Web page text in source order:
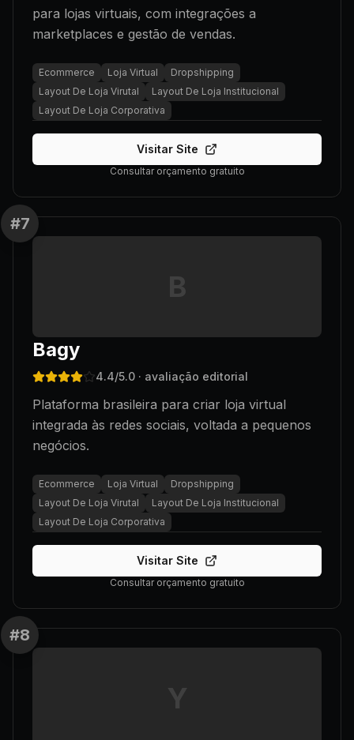
para lojas virtuais, com integrações a
marketplaces e gestão de vendas.
Ecommerce Loja Virtual
Dropshipping
Layout De Loja Virutal
Layout De Loja Institucional
Layout De Loja Corporativa
Visitar Site
Consultar orçamento gratuito
#7
B
Bagy
4.4/5.0 · avaliação editorial
Plataforma brasileira para criar loja virtual
integrada às redes sociais, voltada a pequenos
negócios.
Ecommerce Loja Virtual
Dropshipping
Layout De Loja Virutal
Layout De Loja Institucional
Layout De Loja Corporativa
Visitar Site
Consultar orçamento gratuito
#8
Y